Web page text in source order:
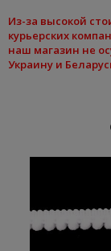
Из-за высокой
курьерских
наш магазин не
Украину и